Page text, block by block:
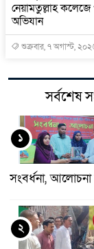
নেয়ামতুল্লাহ কলেজে
অভিযান
শুক্রবার, ৭ অগাস্ট,
সর্বশেষ
সংবর্ধনা,
১
২